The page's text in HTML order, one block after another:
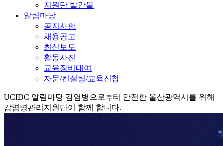
지원단 발간물
알림마당
공지사항
채용공고
최신보도
활동사진
교육장비대여
자문/컨설팅/교육신청
UCIDC 알림마당 감염병으로부터 안전한 울산광역시를 위해
감염병관리지원단이 함께 합니다.